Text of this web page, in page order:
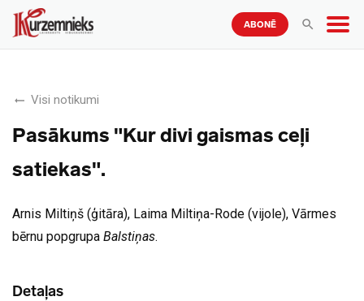
ABONĒ
Visi notikumi
Pasākums "Kur divi gaismas ceļi
satiekas".
Arnis Miltiņš (ģitāra), Laima Miltiņa-Rode (vijole), Vārmes
bērnu popgrupa Balstiņas.
Detaļas